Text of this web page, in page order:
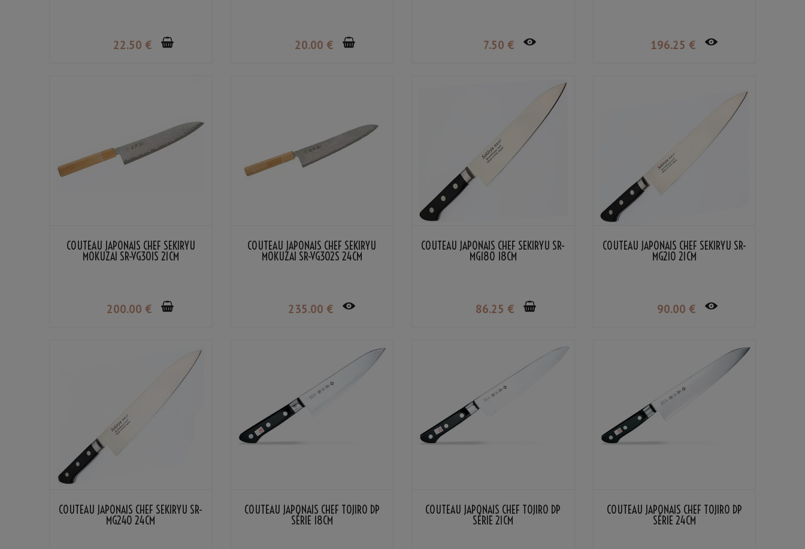
22.50 € 20.00 € 7.50 € 196.25 €
COUTEAU JAPONAIS CHEF SEKIRYU
MOKUZAI SR-VG301S 21CM
200.00 €
COUTEAU JAPONAIS CHEF SEKIRYU
MOKUZAI SR-VG302S 24CM
235.00 €
COUTEAU JAPONAIS CHEF SEKIRYU SR-
MG180 18CM
86.25 €
COUTEAU JAPONAIS CHEF SEKIRYU SR-
MG210 21CM
90.00 €
COUTEAU JAPONAIS CHEF SEKIRYU SR-
MG240 24CM
COUTEAU JAPONAIS CHEF TOJIRO DP
SÉRIE 18CM
COUTEAU JAPONAIS CHEF TOJIRO DP
SÉRIE 21CM
COUTEAU JAPONAIS CHEF TOJIRO DP
SÉRIE 24CM